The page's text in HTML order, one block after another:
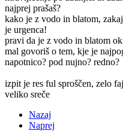
najprej prašaš?
kako je z vodo in blatom,
je urgenca!
pravi da je z vodo in blatom
mal govoriš o tem, kje je
napotnico? pod nujno? redno?
izpit je res ful sproščen, zelo
veliko sreče
Nazaj
Naprej